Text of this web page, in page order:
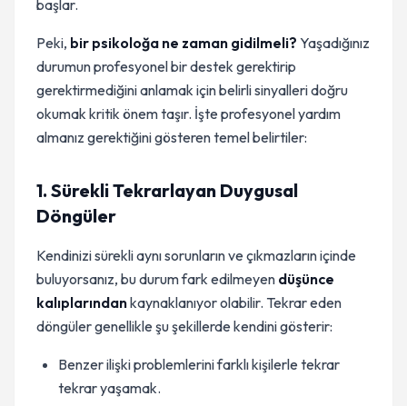
başlar.
Peki, bir psikoloğa ne zaman gidilmeli? Yaşadığınız
durumun profesyonel bir destek gerektirip
gerektirmediğini anlamak için belirli sinyalleri doğru
okumak kritik önem taşır. İşte profesyonel yardım
almanız gerektiğini gösteren temel belirtiler:
1. Sürekli Tekrarlayan Duygusal
Döngüler
Kendinizi sürekli aynı sorunların ve çıkmazların içinde
buluyorsanız, bu durum fark edilmeyen düşünce
kalıplarındankaynaklanıyor olabilir. Tekrar eden
döngüler genellikle şu şekillerde kendini gösterir:
Benzer ilişki problemlerini farklı kişilerle tekrar
tekrar yaşamak.